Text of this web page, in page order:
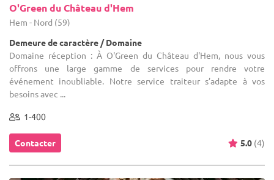
O'Green du Château d'Hem
Hem - Nord (59)
Demeure de caractère / Domaine
Domaine réception : À O'Green du Château d'Hem, nous vous
offrons une large gamme de services pour rendre votre
événement inoubliable. Notre service traiteur s’adapte à vos
besoins avec ...
1-400
Contacter 5.0 (4)